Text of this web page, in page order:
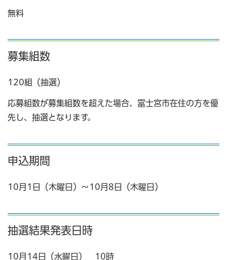
無料
募集組数
120組（抽選）
応募組数が募集組数を超えた場合、富士宮市在住の方を優
先し、抽選となります。
申込期間
10月1日（木曜日）～10月8日（木曜日）
抽選結果発表日時
10月14日（水曜日） 10時